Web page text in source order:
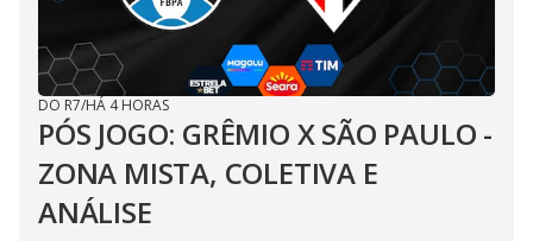
DO R7/HÁ 4 HORAS
PÓS JOGO: GRÊMIO X SÃO PAULO -
ZONA MISTA, COLETIVA E
ANÁLISE